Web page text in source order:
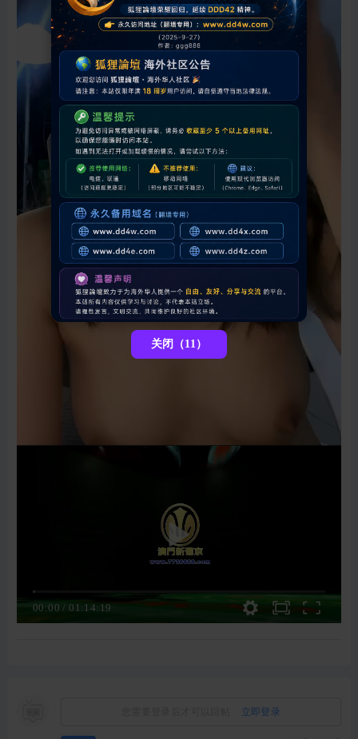
00:00 /01:14:19
立即登录
关闭（11）